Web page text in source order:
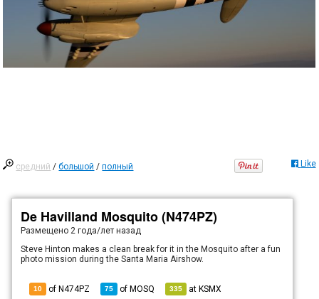
средний /большой /полный Like
De Havilland Mosquito (N474PZ)
Размещено 2 года/лет назад
Steve Hinton makes a clean break for it in the Mosquito after a fun
photo mission during the Santa Maria Airshow.
10 of N474PZ 75 ofMOSQ 335 atKSMX